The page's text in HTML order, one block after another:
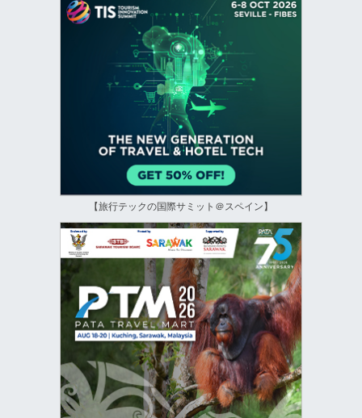
【旅行テックの国際サミット＠スペイン】